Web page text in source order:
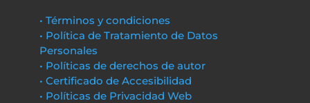
• Términos y condiciones
• Política de Tratamiento de Datos
Personales
• Políticas de derechos de autor
• Certificado de Accesibilidad
• Políticas de Privacidad Web